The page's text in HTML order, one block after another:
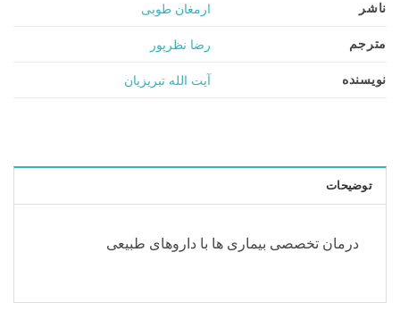
ناشر ارمغان طوبی
مترجم رضا نظرپور
نویسنده آیت الله تبریزیان
توضیحات
درمان تخصصی بیماری ها با داروهای طبیعی